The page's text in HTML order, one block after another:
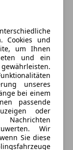
Cookies und
um Ihnen
und ein
unseres
bei einem
passende
oder
Wir
Sie diese